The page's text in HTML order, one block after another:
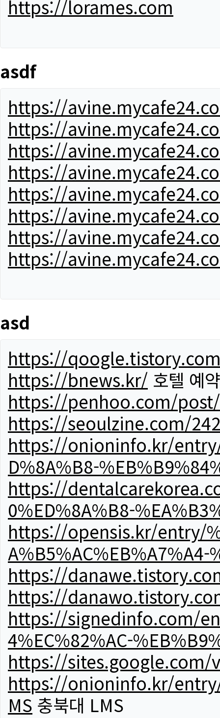
https://lorames.com
asdf
https://
https://
https://
https://
https://
https://
https://
https://
asd
https://
https://bnews.kr/ 호텔 예약
https://penhoo.com/
https://seoulzine.com/
https://onioninfo.kr/entry/
D%8A%B8-
https://
0%ED%8A%B8-
https://opensis.kr/entry/
A%B5%AC%EB%A7%A4-
https://
https://
https://signedinfo.com/
4%EC%82%AC-
https://sites.google.com/
https://onioninfo.kr/entry/
MS 충북대 LMS